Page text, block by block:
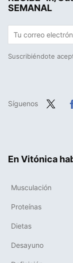
SEMANAL
Suscribiéndote
Síguenos
En Vitónica
Musculación
Proteínas
Dietas
Desayuno